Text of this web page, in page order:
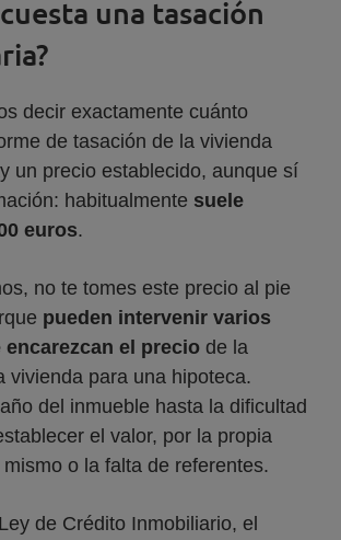
una tasación
decir exactamente cuánto
de tasación de la vivienda
un precio establecido, aunque sí
habitualmente suele
euros.
no te tomes este precio al pie
pueden intervenir varios
el precio de la
vivienda para una hipoteca.
del inmueble hasta la dificultad
el valor, por la propia
mismo o la falta de referentes.
de Crédito Inmobiliario, el